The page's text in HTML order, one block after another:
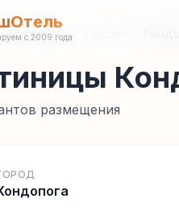
с 2009 года
/ Гостиницы
размещения